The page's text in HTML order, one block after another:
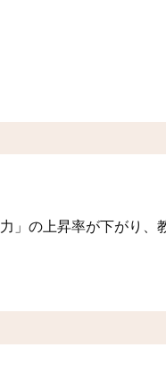
」の上昇率が下がり、